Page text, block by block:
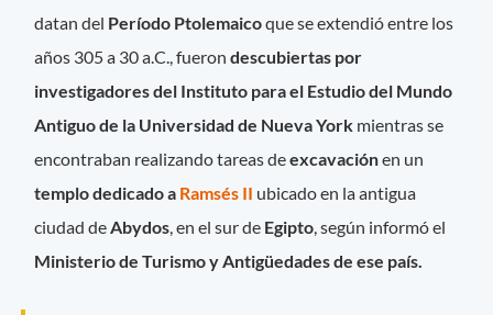
datan del Período Ptolemaicoque se extendió entre los
años 305 a 30 a.C., fuerondescubiertas por
investigadores del Instituto para el Estudio del Mundo
Antiguo de la Universidad de Nueva York mientras se
encontraban realizando tareas deexcavaciónen un
templo dedicado a Ramsés II ubicado en la antigua
ciudad de Abydos , en el sur de Egipto , según informó el
Ministerio de Turismo y Antigüedades de ese país.